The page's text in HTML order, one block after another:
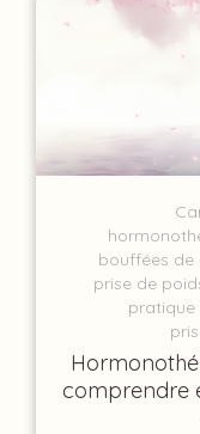
bouffées de
prise de
comprendre